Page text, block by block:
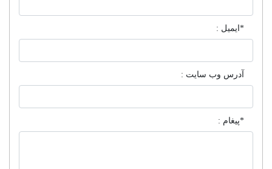
*ایمیل :
آدرس وب سایت :
*پیغام :